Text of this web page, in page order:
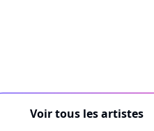
Voir tous les artistes